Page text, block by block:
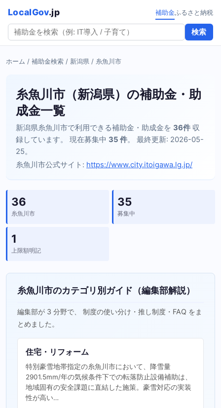
LocalGov.jp
検索
補助金ふるさと納税
ホーム / 補助金検索 / 新潟県 / 糸魚川市
糸魚川市（新潟県）の補助金・助
成金一覧
新潟県糸魚川市で利用できる補助金・助成金を 36件 収
録しています。 現在募集中 35 件。 最終更新: 2026-05-
25。
糸魚川市公式サイト: https://www.city.itoigawa.lg.jp/
36
糸魚川市
35
募集中
1
上限額明記
糸魚川市のカテゴリ別ガイド（編集部解説）
編集部が 3 分野で、 制度の使い分け・推し制度・FAQ をま
とめました。
住宅・リフォーム
特別豪雪地帯指定の糸魚川市において、降雪量
2901.5mm/年の気候条件下での転落防止設備補助は、
地域固有の安全課題に直結した施策。豪雪対応の実装
性が高い…